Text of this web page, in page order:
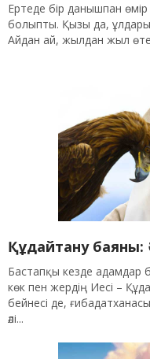
Ертеде бір данышпан
болыпты. Қызы да,
Айдан ай, жылдан жыл
Құдайтану баяны:
Бастапқы кезде адамдар
көк пен жердің Иесі –
бейнесі де,
әлі...